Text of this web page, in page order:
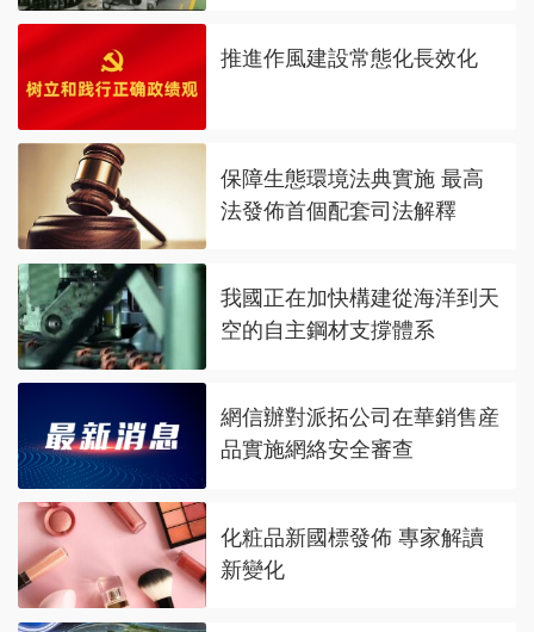
推進作風建設常態化長效化
保障生態環境法典實施 最高
法發佈首個配套司法解釋
我國正在加快構建從海洋到天
空的自主鋼材支撐體系
網信辦對派拓公司在華銷售産
品實施網絡安全審查
化粧品新國標發佈 專家解讀
新變化